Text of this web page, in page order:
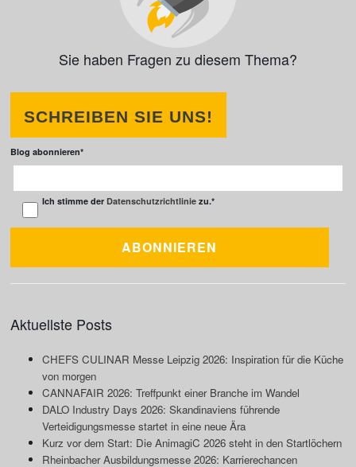
Sie haben Fragen zu diesem Thema?
SCHREIBEN SIE UNS!
Blog abonnieren*
Ich stimme der Datenschutzrichtlinie zu.*
Aktuellste Posts
CHEFS CULINAR Messe Leipzig 2026: Inspiration für die Küche
von morgen
CANNAFAIR 2026: Treffpunkt einer Branche im Wandel
DALO Industry Days 2026: Skandinaviens führende
Verteidigungsmesse startet in eine neue Ära
Kurz vor dem Start: Die AnimagiC 2026 steht in den Startlöchern
Rheinbacher Ausbildungsmesse 2026: Karrierechancen